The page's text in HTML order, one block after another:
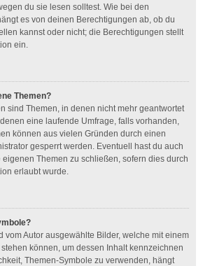
du sie lesen solltest. Wie bei den
es von deinen Berechtigungen ab, ob du
kannst oder nicht; die Berechtigungen stellt
ein.
Themen?
sind Themen, in denen nicht mehr geantwortet
eine laufende Umfrage, falls vorhanden,
können aus vielen Gründen durch einen
gesperrt werden. Eventuell hast du auch
Themen zu schließen, sofern dies durch
erlaubt wurde.
vom Autor ausgewählte Bilder, welche mit einem
können, um dessen Inhalt kennzeichnen
Themen-Symbole zu verwenden, hängt